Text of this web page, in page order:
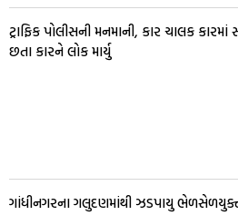
ટ્રાફિક પોલીસની મનમાની, કાર ચાલક કારમાં
છતા કારને લોક માર્યુ
ગાંધીનગરના ગલુદણમાંથી ઝડપાયુ